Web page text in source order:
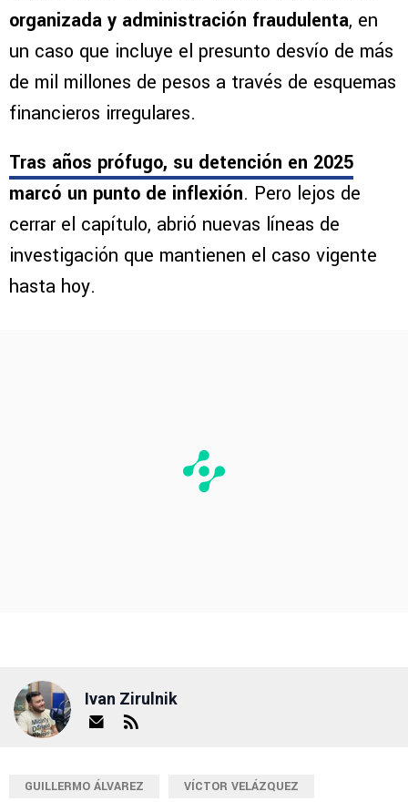
organizada y administración fraudulenta, en
un caso que incluye el presunto desvío de más
de mil millones de pesos a través de esquemas
financieros irregulares.
Tras años prófugo, su detención en 2025
marcó un punto de inflexión. Pero lejos de
cerrar el capítulo, abrió nuevas líneas de
investigación que mantienen el caso vigente
hasta hoy.
Ivan Zirulnik
GUILLERMO ÁLVAREZ VÍCTOR VELÁZQUEZ